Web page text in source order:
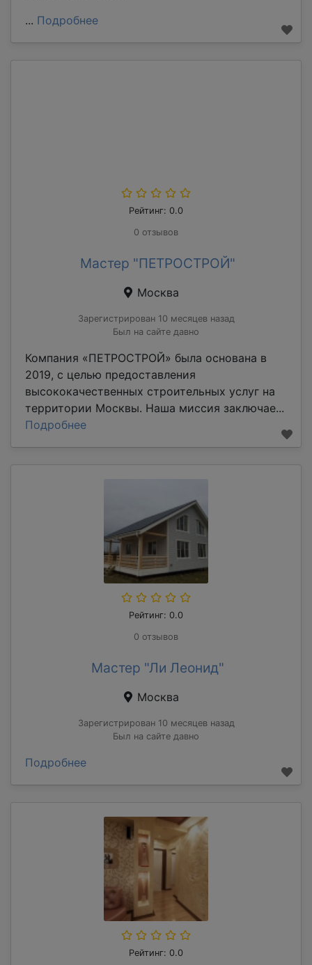
... Подробнее
Рейтинг: 0.0
0 отзывов
Мастер "ПЕТРОСТРОЙ"
Москва
Зарегистрирован 10 месяцев назад
Был на сайте давно
Компания «ПЕТРОСТРОЙ» была основана в
2019, с целью предоставления
высококачественных строительных услуг на
территории Москвы. Наша миссия заключае...
Подробнее
Рейтинг: 0.0
0 отзывов
Мастер "Ли Леонид"
Москва
Зарегистрирован 10 месяцев назад
Был на сайте давно
Подробнее
Рейтинг: 0.0